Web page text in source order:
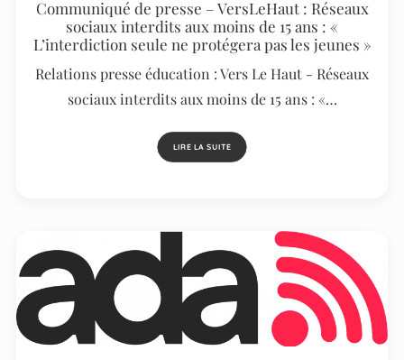
Communiqué de presse – VersLeHaut : Réseaux
sociaux interdits aux moins de 15 ans : «
L’interdiction seule ne protégera pas les jeunes »
Relations presse éducation : Vers Le Haut - Réseaux
sociaux interdits aux moins de 15 ans : «…
LIRE LA SUITE